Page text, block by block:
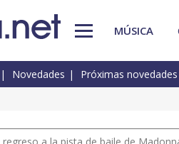
MÚSICA
Novedades Próximas novedades